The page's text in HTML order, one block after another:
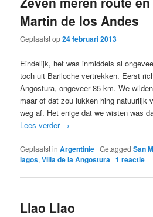
Martin de los Andes
Geplaatst op24 februari 2013
Eindelijk, het was inmiddels al
toch uit Bariloche vertrekken. Eerst
Angostura, ongeveer 85 km. We
maar of dat zou lukken hing natuurlijk
weg af. Het enige dat we wisten was
Lees verder →
Geplaatst in Argentinie |Getagged San
lagos,Villa de la Angostura |1 reactie
Llao Llao